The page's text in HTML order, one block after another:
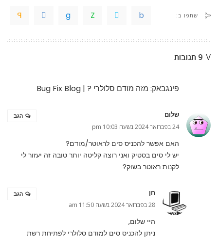
שתפו ב:
9 תגובות
פינגבאק: מזה מודם סלולרי ? | Bug Fix Blog
שלום
24 בפברואר 2024 בשעה 10:03 pm
האם אפשר להכניס סים לראוטר/מודם?
יש לי סים בסטיק ואני רוצה קליטה יותר טובה זה יעזור לי
לקנות ראוטר בשוק?
הגב
חן
28 בפברואר 2024 בשעה 11:50 am
היי שלום,
ניתן להכניס סים למודם סלולרי לפתיחת רשת
הגב